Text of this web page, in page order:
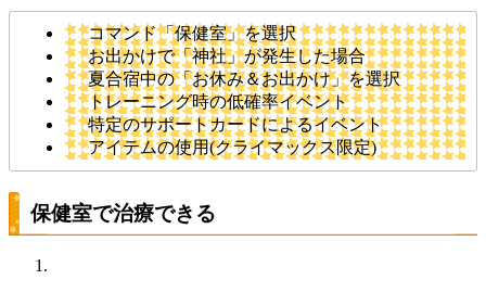
コマンド「保健室」を選択
お出かけで「神社」が発生した場合
夏合宿中の「お休み＆お出かけ」を選択
トレーニング時の低確率イベント
特定のサポートカードによるイベント
アイテムの使用(クライマックス限定)
保健室で治療できる